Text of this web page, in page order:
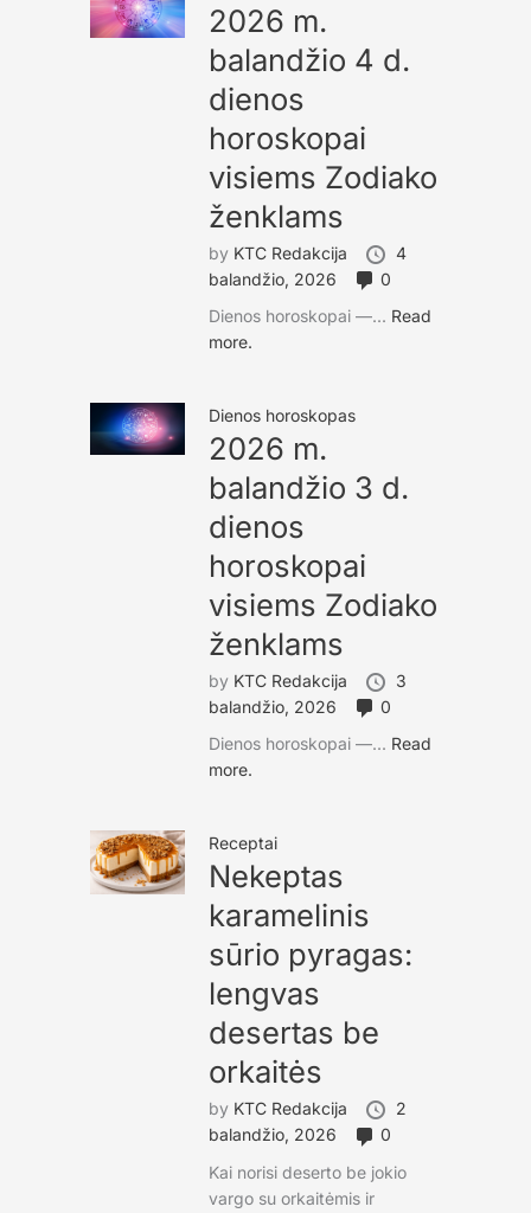
2026 m.
balandžio 4 d.
dienos
horoskopai
visiems Zodiako
ženklams
by KTC Redakcija
4
balandžio, 2026
0
Dienos horoskopai —... Read
more.
Dienos horoskopas
2026 m.
balandžio 3 d.
dienos
horoskopai
visiems Zodiako
ženklams
by KTC Redakcija
3
balandžio, 2026
0
Dienos horoskopai —... Read
more.
Receptai
Nekeptas
karamelinis
sūrio pyragas:
lengvas
desertas be
orkaitės
by KTC Redakcija
2
balandžio, 2026
0
Kai norisi deserto be jokio
vargo su orkaitėmis ir